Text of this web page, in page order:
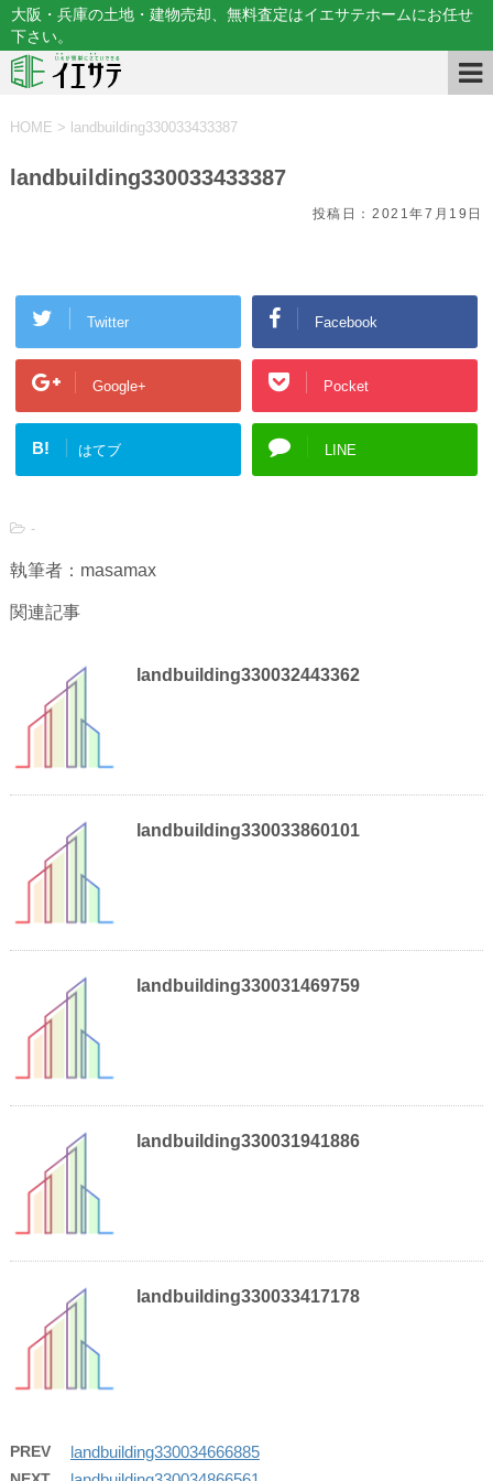
大阪・兵庫の土地・建物売却、無料査定はイエサテホームにお任せ
下さい。
HOME > landbuilding330033433387
landbuilding330033433387
投稿日：2021年7月19日
Twitter Facebook
Google+ Pocket
B! はてブ LINE
-
執筆者：masamax
関連記事
landbuilding330032443362
landbuilding330033860101
landbuilding330031469759
landbuilding330031941886
landbuilding330033417178
PREV landbuilding330034666885